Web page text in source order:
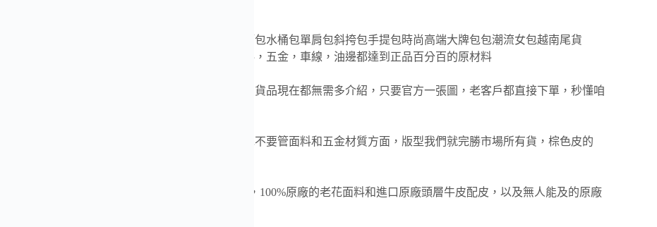
【鎮店渠道貨原皮原五金組裝尾貨】老花巴比龍圓筒包水桶包單肩包斜挎包手提包時尚高端大牌包包潮流女包越南尾貨
真正的渠道原廠貨，正品級品質，我們確保所有材料，五金，車線，油邊都達到正品百分百的原材料
巴比龍老花現貨，大貨已到！還是驢家的老渠道貨，貨品現在都無需多介紹，只要官方一張圖，老客戶都直接下單，秒懂咱
巴比龍老花這款全網只有我們做的是對版的，我們先不要管面料和五金材質方面，版型我們就完勝市場所有貨，棕色皮的
這個包真的很香，專櫃2W，而我們真的不要太便宜，100%原廠的老花面料和進口原廠頭層牛皮配皮，以及無人能及的原廠